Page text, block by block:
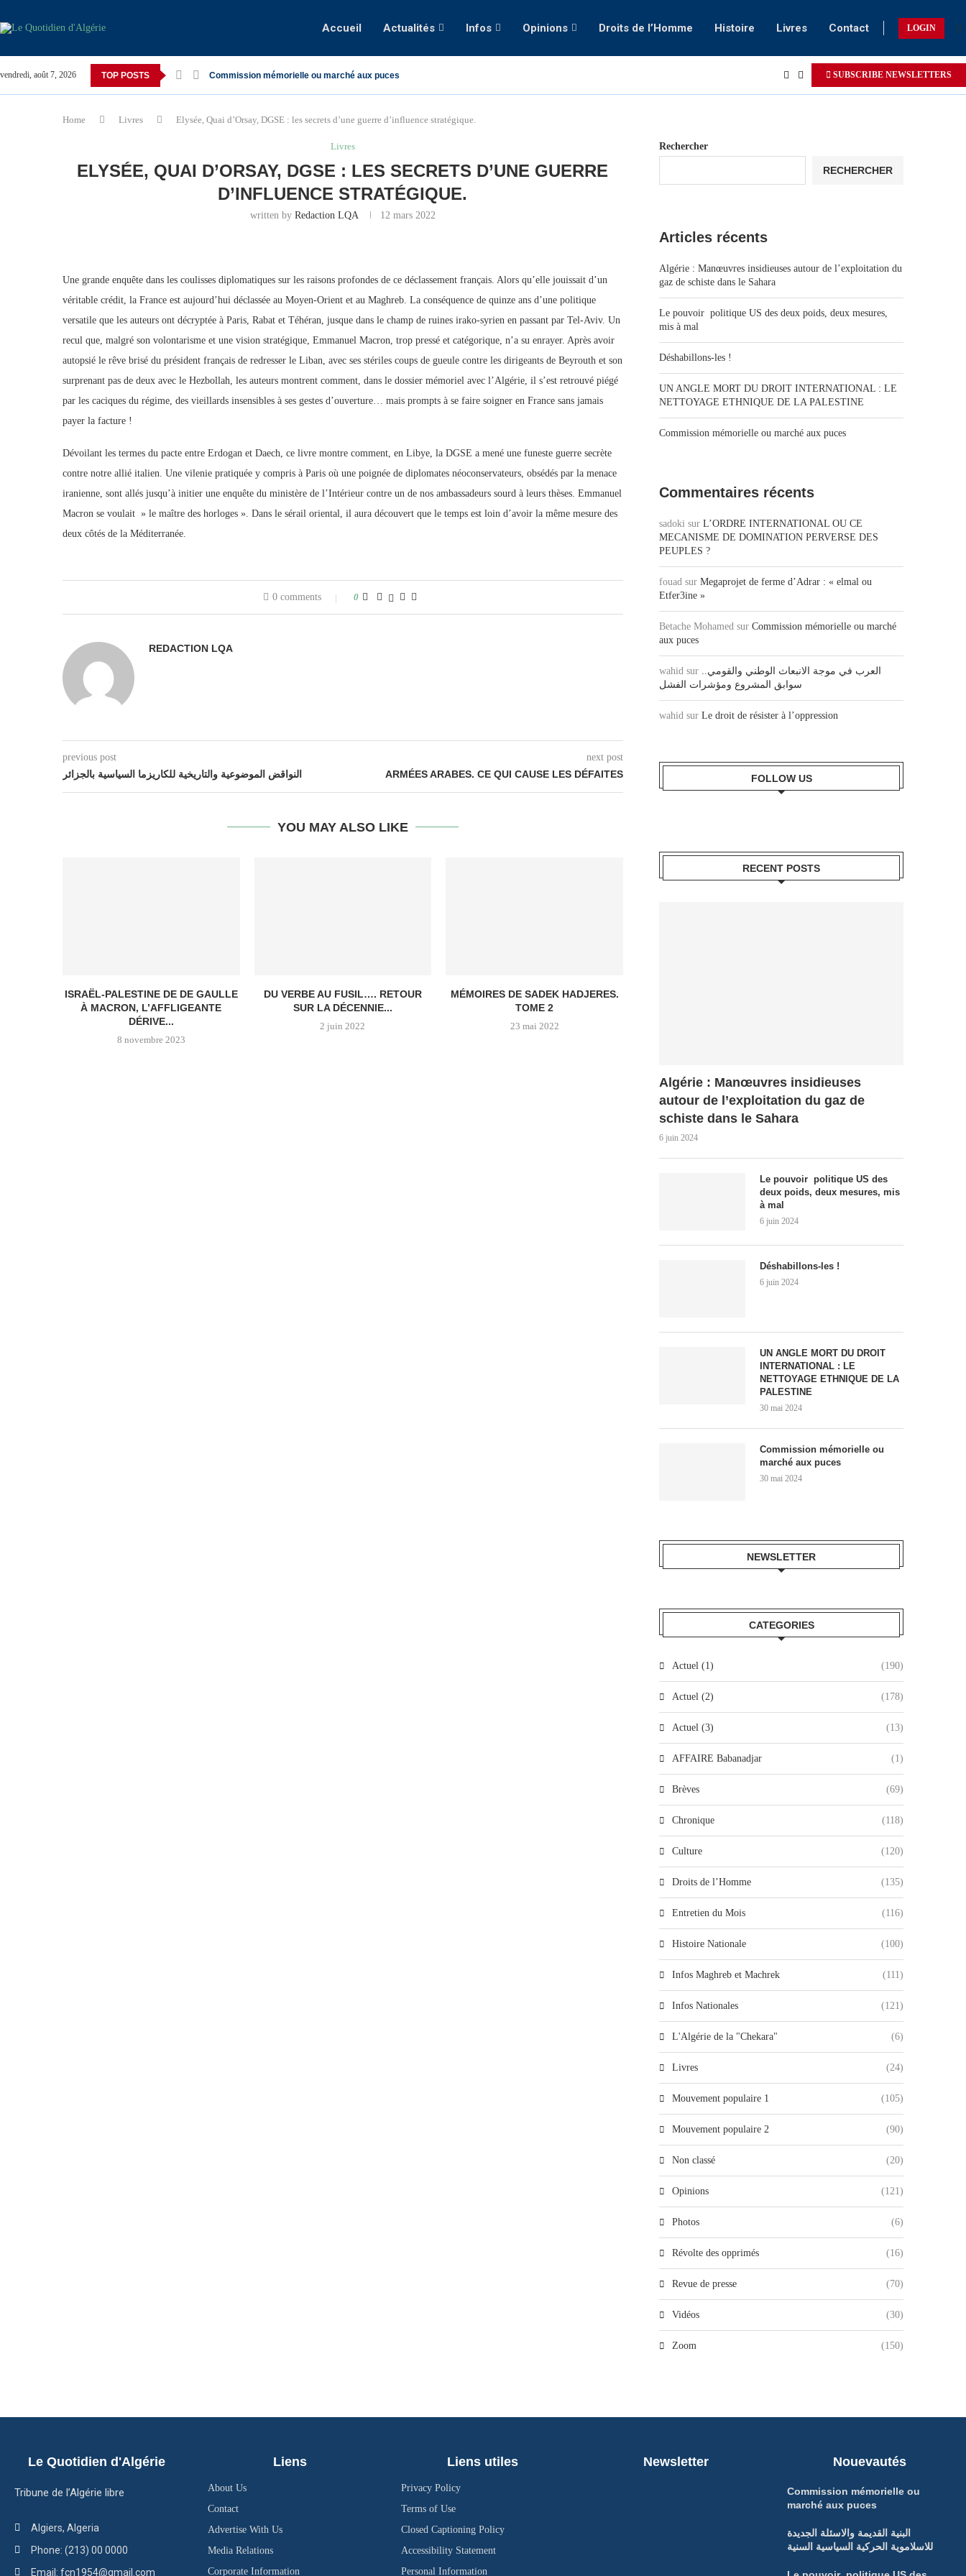
Accueil Actualités Infos Opinions Droits de l’Homme Histoire Livres Contact LOGIN
vendredi, août 7, 2026 TOP POSTS Commission mémorielle ou marché aux puces SUBSCRIBE NEWSLETTERS
Home Livres Elysée, Quai d’Orsay, DGSE : les secrets d’une guerre d’influence stratégique.
Livres
ELYSÉE, QUAI D’ORSAY, DGSE : LES SECRETS D’UNE GUERRE
D’INFLUENCE STRATÉGIQUE.
written by Redaction LQA 12 mars 2022
Une grande enquête dans les coulisses diplomatiques sur les raisons profondes de ce déclassement français. Alors qu’elle jouissait d’un
véritable crédit, la France est aujourd’hui déclassée au Moyen-Orient et au Maghreb. La conséquence de quinze ans d’une politique
versatile que les auteurs ont décryptée à Paris, Rabat et Téhéran, jusque dans le champ de ruines irako-syrien en passant par Tel-Aviv. Un
recul que, malgré son volontarisme et une vision stratégique, Emmanuel Macron, trop pressé et catégorique, n’a su enrayer. Après avoir
autopsié le rêve brisé du président français de redresser le Liban, avec ses stériles coups de gueule contre les dirigeants de Beyrouth et son
surprenant pas de deux avec le Hezbollah, les auteurs montrent comment, dans le dossier mémoriel avec l’Algérie, il s’est retrouvé piégé
par les caciques du régime, des vieillards insensibles à ses gestes d’ouverture… mais prompts à se faire soigner en France sans jamais
payer la facture !
Dévoilant les termes du pacte entre Erdogan et Daech, ce livre montre comment, en Libye, la DGSE a mené une funeste guerre secrète
contre notre allié italien. Une vilenie pratiquée y compris à Paris où une poignée de diplomates néoconservateurs, obsédés par la menace
iranienne, sont allés jusqu’à initier une enquête du ministère de l’Intérieur contre un de nos ambassadeurs sourd à leurs thèses. Emmanuel
Macron se voulait » le maître des horloges ». Dans le sérail oriental, il aura découvert que le temps est loin d’avoir la même mesure des
deux côtés de la Méditerranée.
0 comments 0
REDACTION LQA
previous post
النواقض الموضوعية والتاريخية للكاريزما السياسية بالجزائر
next post
ARMÉES ARABES. CE QUI CAUSE LES DÉFAITES
YOU MAY ALSO LIKE
ISRAËL-PALESTINE DE DE GAULLE
À MACRON, L’AFFLIGEANTE
DÉRIVE...
8 novembre 2023
DU VERBE AU FUSIL…. RETOUR
SUR LA DÉCENNIE...
2 juin 2022
MÉMOIRES DE SADEK HADJERES.
TOME 2
23 mai 2022
Rechercher
RECHERCHER
Articles récents
Algérie : Manœuvres insidieuses autour de l’exploitation du
gaz de schiste dans le Sahara
Le pouvoir politique US des deux poids, deux mesures,
mis à mal
Déshabillons-les !
UN ANGLE MORT DU DROIT INTERNATIONAL : LE
NETTOYAGE ETHNIQUE DE LA PALESTINE
Commission mémorielle ou marché aux puces
Commentaires récents
sadoki sur L’ORDRE INTERNATIONAL OU CE
MECANISME DE DOMINATION PERVERSE DES
PEUPLES ?
fouad sur Megaprojet de ferme d’Adrar : « elmal ou
Etfer3ine »
Betache Mohamed sur Commission mémorielle ou marché
aux puces
wahid sur العرب في موجة الانبعاث الوطني والقومي..
سوابق المشروع ومؤشرات الفشل
wahid sur Le droit de résister à l’oppression
FOLLOW US
RECENT POSTS
Algérie : Manœuvres insidieuses
autour de l’exploitation du gaz de
schiste dans le Sahara
6 juin 2024
Le pouvoir politique US des
deux poids, deux mesures, mis
à mal
6 juin 2024
Déshabillons-les !
6 juin 2024
UN ANGLE MORT DU DROIT
INTERNATIONAL : LE
NETTOYAGE ETHNIQUE DE LA
PALESTINE
30 mai 2024
Commission mémorielle ou
marché aux puces
30 mai 2024
NEWSLETTER
CATEGORIES
Actuel (1) (190)
Actuel (2) (178)
Actuel (3) (13)
AFFAIRE Babanadjar (1)
Brèves (69)
Chronique (118)
Culture (120)
Droits de l’Homme (135)
Entretien du Mois (116)
Histoire Nationale (100)
Infos Maghreb et Machrek (111)
Infos Nationales (121)
L'Algérie de la "Chekara" (6)
Livres (24)
Mouvement populaire 1 (105)
Mouvement populaire 2 (90)
Non classé (20)
Opinions (121)
Photos (6)
Révolte des opprimés (16)
Revue de presse (70)
Vidéos (30)
Zoom (150)
Le Quotidien d'Algérie
Tribune de l’Algérie libre
Algiers, Algeria
Phone: (213) 00 0000
Email: fcn1954@gmail.com
Liens
About Us
Contact
Advertise With Us
Media Relations
Corporate Information
Liens utiles
Privacy Policy
Terms of Use
Closed Captioning Policy
Accessibility Statement
Personal Information
Newsletter Nouevautés
Commission mémorielle ou
marché aux puces
البنية القديمة والاسئلة الجديدة
للاسلاموية الحركية السياسية السنية